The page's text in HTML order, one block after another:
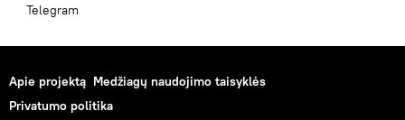
Telegram
Apie projektą Medžiagų naudojimo taisyklės
Privatumo politika